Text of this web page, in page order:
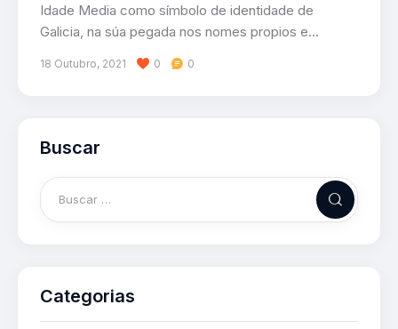
Idade Media como símbolo de identidade de
Galicia, na súa pegada nos nomes propios e…
18 Outubro, 2021 0 0
Buscar
Categorias